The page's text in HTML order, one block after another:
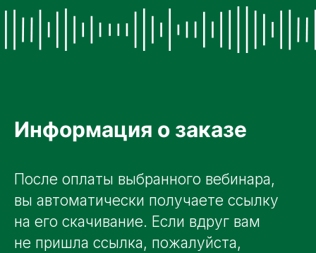
Информация о заказе
После оплаты выбранного вебинара,
вы автоматически получаете ссылку
на его скачивание. Если вдруг вам
не пришла ссылка, пожалуйста,